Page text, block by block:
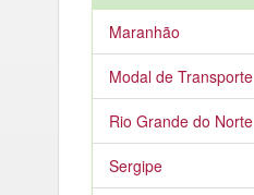
Maranhão
Modal de Transporte
Rio Grande do Norte
Sergipe